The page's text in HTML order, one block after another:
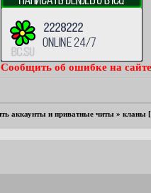
Сообщить об ошибке на сайте
аккаунты и приватные читы » кланы